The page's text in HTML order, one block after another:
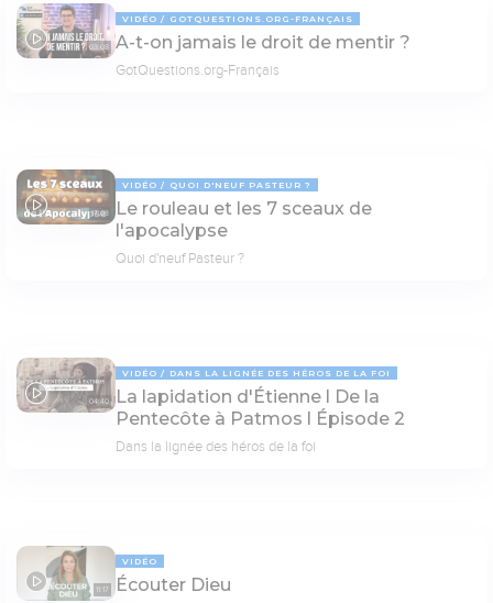
03:08
VIDÉO GOTQUESTIONS.ORG-FRANÇAIS
A-t-on jamais le droit de mentir ?
GotQuestions.org-Français
17:03
VIDÉO QUOI D'NEUF PASTEUR ?
Le rouleau et les 7 sceaux de
l'apocalypse
Quoi d'neuf Pasteur ?
04:40
VIDÉO DANS LA LIGNÉE DES HÉROS DE LA FOI
La lapidation d'Étienne l De la
Pentecôte à Patmos l Épisode 2
Dans la lignée des héros de la foi
11:17
VIDÉO
Écouter Dieu